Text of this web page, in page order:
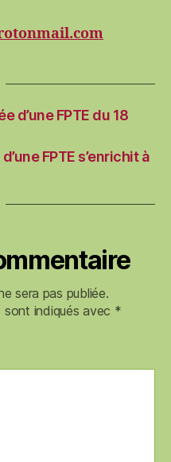
d’une FPTE du 18
FPTE s’enrichit à
sera pas publiée.
indiqués avec *